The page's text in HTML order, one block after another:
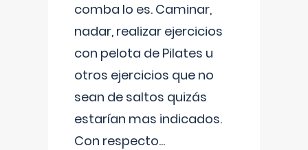
comba lo es. Caminar,
nadar, realizar ejercicios
con pelota de Pilates u
otros ejercicios que no
sean de saltos quizás
estarían mas indicados.
Con respecto...